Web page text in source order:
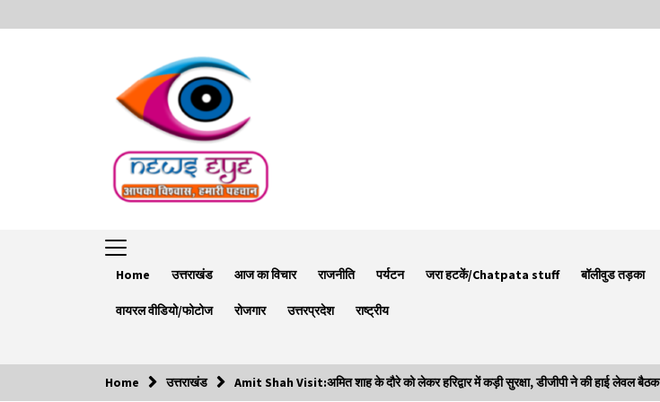
to
Home उत्तराखंड आज का विचार राजनीति पर्यटन जरा हटकें/Chatpata stuff बॉलीवुड तड़का
वायरल वीडियो/फोटोज रोजगार उत्तरप्रदेश राष्ट्रीय
Trending Now
Home उत्तराखंड Amit Shah Visit:अमित शाह के दौरे को लेकर हरिद्वार में कड़ी सुरक्षा, डीजीपी ने की हाई लेवल बैठक